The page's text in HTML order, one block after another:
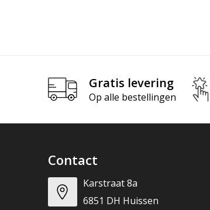
Gratis levering
Op alle bestellingen
Contact
Karstraat 8a
6851 DH Huissen